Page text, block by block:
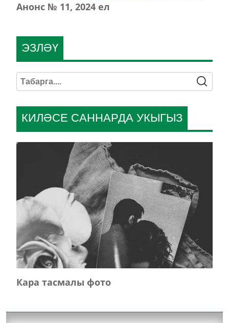
Анонс № 11, 2024 ел
КИЛӘСЕ САННАРДА УКЫГЫЗ
Кара тасмалы фото
ЭЗЛӘҮ